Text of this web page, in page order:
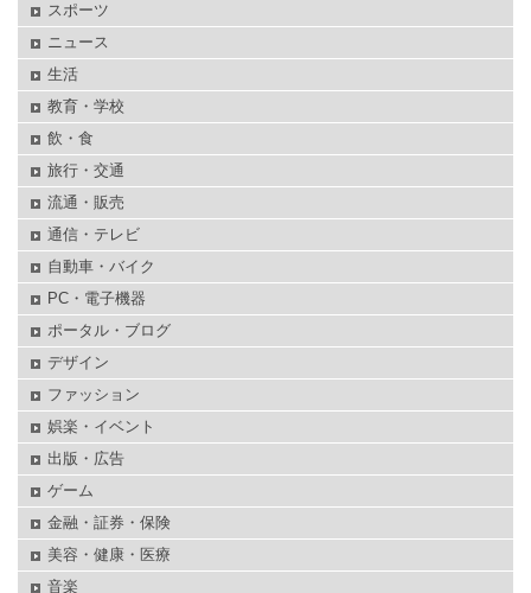
スポーツ
ニュース
生活
教育・学校
飲・食
旅行・交通
流通・販売
通信・テレビ
自動車・バイク
PC・電子機器
ポータル・ブログ
デザイン
ファッション
娯楽・イベント
出版・広告
ゲーム
金融・証券・保険
美容・健康・医療
音楽